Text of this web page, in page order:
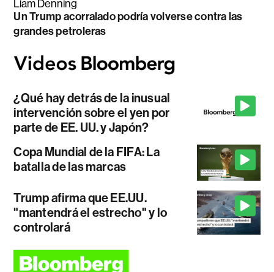
Liam Denning
Un Trump acorralado podría volverse contra las
grandes petroleras
¿Qué hay detrás de la inusual
intervención sobre el yen por
parte de EE. UU. y Japón?
Copa Mundial de la FIFA: La
batalla de las marcas
Trump afirma que EE.UU.
"mantendrá el estrecho" y lo
controlará